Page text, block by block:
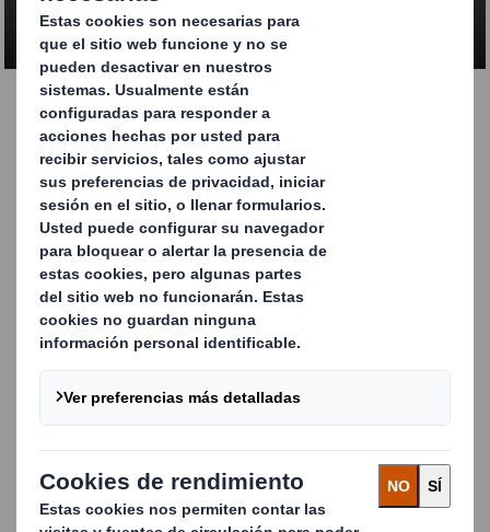
CONTACTA CON NOSOTROS
Tecnipack | DS Smith -
Tecnicarton
Contenedor de gran tamaño fabricado a medida y
disponible en dos opciones diferentes: plástico o cartón
ondulado. Diseñado para ir directo a línea de montaje.
La estructura de Tecnipack comprende un pallet de
contenedor retornable y acondicionado, perfecto para
optimizar la logística y reducir los costes asociados.